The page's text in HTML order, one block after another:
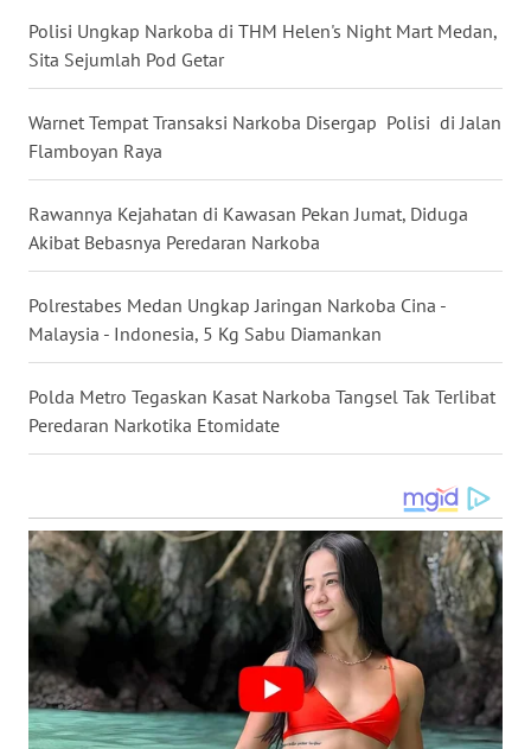
Polisi Ungkap Narkoba di THM Helen's Night Mart Medan,
Sita Sejumlah Pod Getar
Warnet Tempat Transaksi Narkoba Disergap Polisi di Jalan
Flamboyan Raya
Rawannya Kejahatan di Kawasan Pekan Jumat, Diduga
Akibat Bebasnya Peredaran Narkoba
Polrestabes Medan Ungkap Jaringan Narkoba Cina -
Malaysia - Indonesia, 5 Kg Sabu Diamankan
Polda Metro Tegaskan Kasat Narkoba Tangsel Tak Terlibat
Peredaran Narkotika Etomidate
WN
DAIRI
DANAU
TOBA
WN
NIAS
WN
LANGKAT
SELATAN
WN
TANJUNG
LESUNG
WN
KARO